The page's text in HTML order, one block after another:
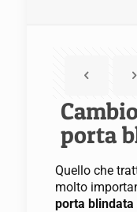
porta
Quello che
molto
porta blindata